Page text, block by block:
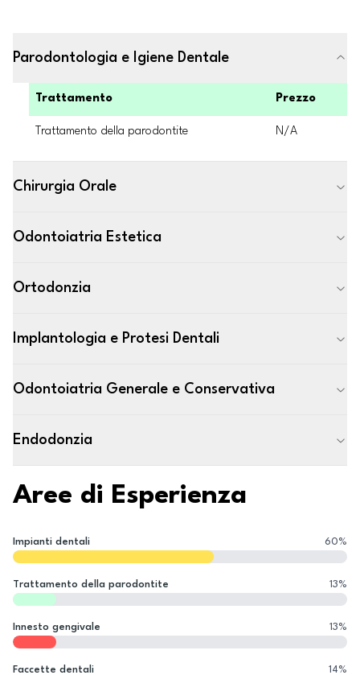
Parodontologia e Igiene Dentale
Trattamento Prezzo
Trattamento della parodontite N/A
Chirurgia Orale
Odontoiatria Estetica
Ortodonzia
Implantologia e Protesi Dentali
Odontoiatria Generale e Conservativa
Endodonzia
Aree di Esperienza
Impianti dentali 60%
Trattamento della parodontite 13%
Innesto gengivale 13%
Faccette dentali 14%